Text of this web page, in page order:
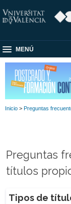
MENÚ
Inicio > Preguntas
Preguntas
títulos
Tipos de